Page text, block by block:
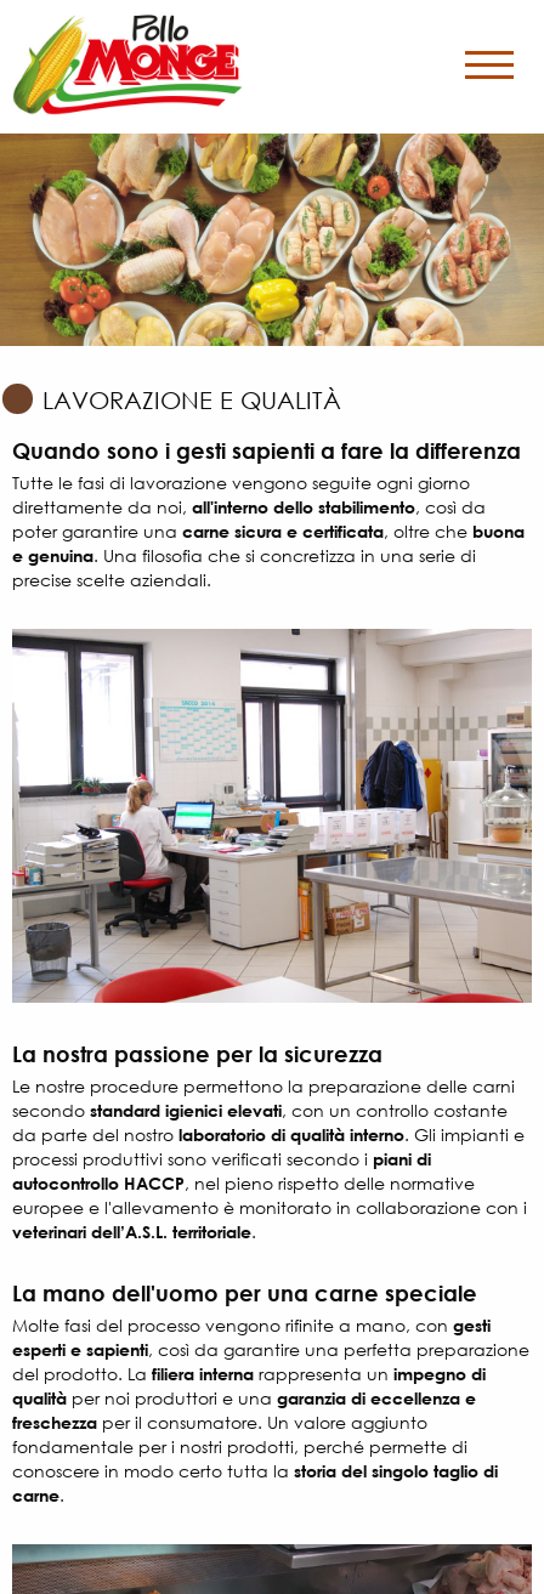
LAVORAZIONE E QUALITÀ
Quando sono i gesti sapienti a fare la differenza
Tutte le fasi di lavorazione vengono seguite ogni giorno
direttamente da noi, all'interno dello stabilimento, così da
poter garantire una carne sicura e certificata, oltre che buona
e genuina. Una filosofia che si concretizza in una serie di
precise scelte aziendali.
La nostra passione per la sicurezza
Le nostre procedure permettono la preparazione delle carni
secondo standard igienici elevati, con un controllo costante
da parte del nostro laboratorio di qualità interno. Gli impianti e
processi produttivi sono verificati secondo i piani di
autocontrollo HACCP, nel pieno rispetto delle normative
europee e l'allevamento è monitorato in collaborazione con i
veterinari dell’A.S.L. territoriale.
La mano dell'uomo per una carne speciale
Molte fasi del processo vengono rifinite a mano, con gesti
esperti e sapienti, così da garantire una perfetta preparazione
del prodotto. La filiera interna rappresenta un impegno di
qualità per noi produttori e una garanzia di eccellenza e
freschezza per il consumatore. Un valore aggiunto
fondamentale per i nostri prodotti, perché permette di
conoscere in modo certo tutta la storia del singolo taglio di
carne.